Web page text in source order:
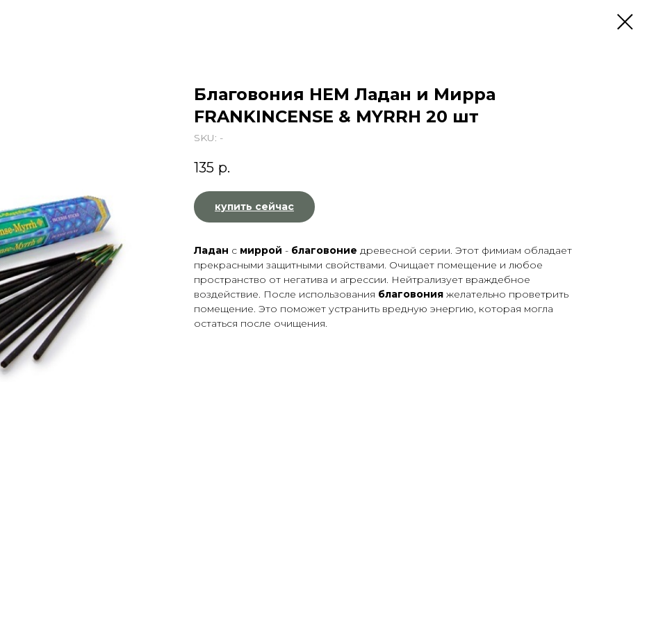
Благовония HEM Ладан и Мирра
FRANKINCENSE & MYRRH 20 шт
SKU: -
135 р.
купить сейчас
Ладан с миррой - благовоние древесной серии. Этот фимиам обладает
прекрасными защитными свойствами. Очищает помещение и любое
пространство от негатива и агрессии. Нейтрализует враждебное
воздействие. После использования благовония желательно проветрить
помещение. Это поможет устранить вредную энергию, которая могла
остаться после очищения.